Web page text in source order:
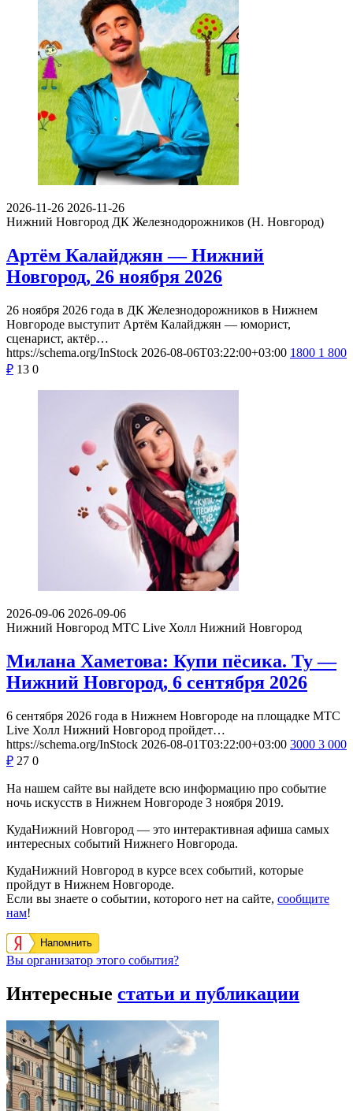
2026-11-26 2026-11-26
Нижний Новгород ДК Железнодорожников (Н. Новгород)
Артём Калайджян — Нижний
Новгород, 26 ноября 2026
26 ноября 2026 года в ДК Железнодорожников в Нижнем
Новгороде выступит Артём Калайджян — юморист,
сценарист, актёр…
https://schema.org/InStock 2026-08-06T03:22:00+03:00 1800 1 800
₽ 13 0
2026-09-06 2026-09-06
Нижний Новгород МТС Live Холл Нижний Новгород
Милана Хаметова: Купи пёсика. Ту —
Нижний Новгород, 6 сентября 2026
6 сентября 2026 года в Нижнем Новгороде на площадке МТС
Live Холл Нижний Новгород пройдет…
https://schema.org/InStock 2026-08-01T03:22:00+03:00 3000 3 000
₽ 27 0
На нашем сайте вы найдете всю информацию про событие
ночь искусств в Нижнем Новгороде 3 ноября 2019.
КудаНижний Новгород — это интерактивная афиша самых
интересных событий Нижнего Новгорода.
КудаНижний Новгород в курсе всех событий, которые
пройдут в Нижнем Новгороде.
Если вы знаете о событии, которого нет на сайте, сообщите
нам!
Напомнить
Вы организатор этого события?
Интересные статьи и публикации